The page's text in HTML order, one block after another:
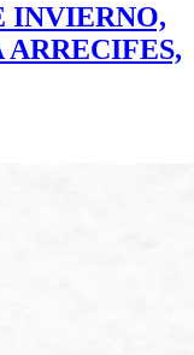
INVIERNO,